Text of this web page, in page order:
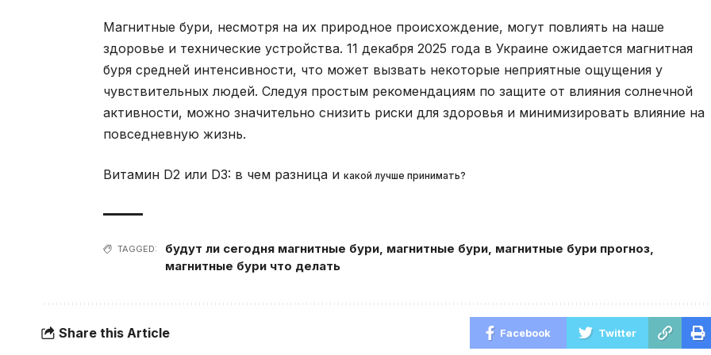
Магнитные бури, несмотря на их природное происхождение, могут повлиять на наше
здоровье и технические устройства. 11 декабря 2025 года в Украине ожидается магнитная
буря средней интенсивности, что может вызвать некоторые неприятные ощущения у
чувствительных людей. Следуя простым рекомендациям по защите от влияния солнечной
активности, можно значительно снизить риски для здоровья и минимизировать влияние на
повседневную жизнь.
Витамин D2 или D3: в чем разница и какой лучше принимать?
TAGGED: будут ли сегодня магнитные бури, магнитные бури, магнитные бури прогноз,
магнитные бури что делать
Share this Article Facebook Twitter